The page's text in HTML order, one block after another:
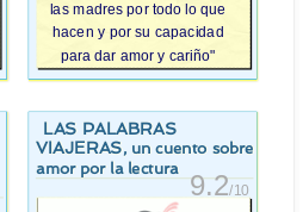
las madres por todo lo que
hacen y por su capacidad
para dar amor y cariño"
LAS PALABRAS
VIAJERAS, un cuento sobre
amor por la lectura
9.2/10